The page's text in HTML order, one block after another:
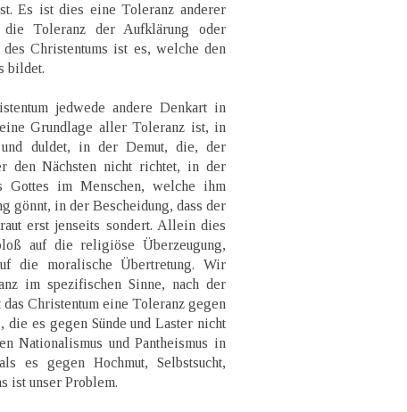
Es ist dies eine Toleranz anderer
Toleranz der Aufklärung oder
Christentums ist es, welche den
bildet.
jedwede andere Denkart in
Grundlage aller Toleranz ist, in
duldet, in der Demut, die, der
den Nächsten nicht richtet, in der
Gottes im Menschen, welche ihm
gönnt, in der Bescheidung, dass der
erst jenseits sondert. Allein dies
auf die religiöse Überzeugung,
die moralische Übertretung. Wir
im spezifischen Sinne, nach der
Christentum eine Toleranz gegen
die es gegen Sünde und Laster nicht
Nationalismus und Pantheismus in
es gegen Hochmut, Selbstsucht,
ist unser Problem.